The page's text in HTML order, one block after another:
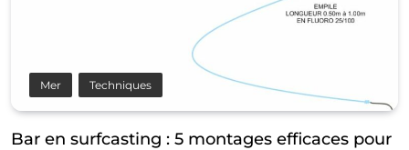
Mer Techniques
Bar en surfcasting : 5 montages efficaces pour